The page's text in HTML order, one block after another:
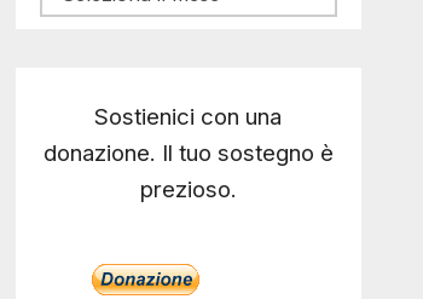
Sostienici con una
donazione. Il tuo sostegno è
prezioso.